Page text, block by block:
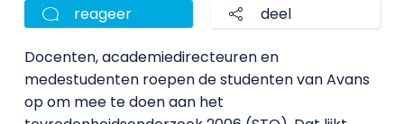
reageer deel
Docenten, academiedirecteuren en
medestudenten roepen de studenten van Avans
op om mee te doen aan het